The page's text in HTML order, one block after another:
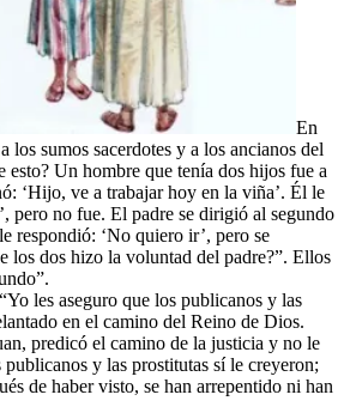
En
los sumos sacerdotes y a los ancianos del
esto? Un hombre que tenía dos hijos fue a
‘Hijo, ve a trabajar hoy en la viña’. Él le
pero no fue. El padre se dirigió al segundo
respondió: ‘No quiero ir’, pero se
los dos hizo la voluntad del padre?”. Ellos
les aseguro que los publicanos y las
en el camino del Reino de Dios.
predicó el camino de la justicia y no le
y las prostitutas sí le creyeron;
de haber visto, se han arrepentido ni han